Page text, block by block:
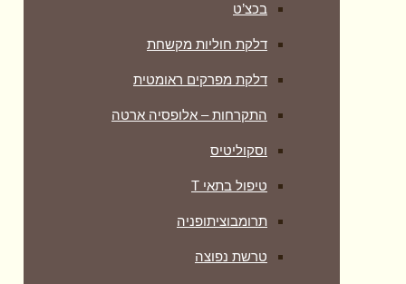
בכצ’ט
דלקת חוליות מקשחת
דלקת מפרקים ראומטית
התקרחות – אלופסיה ארטה
וסקוליטיס
טיפול בתאי T
תרומבוציתופניה
טרשת נפוצה